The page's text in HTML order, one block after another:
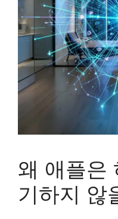
왜 애플은
기하지 않